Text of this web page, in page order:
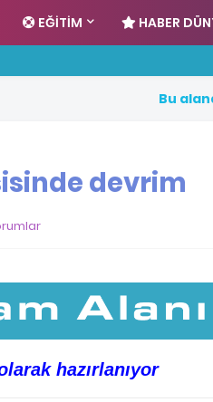
EĞITIM HABER
Bu alan
devrim
hazırlanıyor